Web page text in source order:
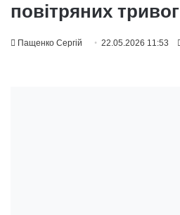
повітряних тривог
Пащенко Сергій 22.05.2026 11:53